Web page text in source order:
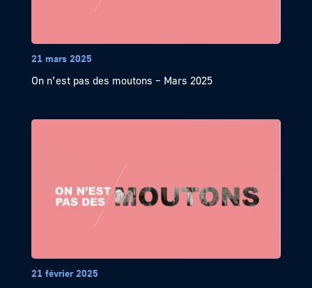
21 mars 2025
On n’est pas des moutons – Mars 2025
21 février 2025